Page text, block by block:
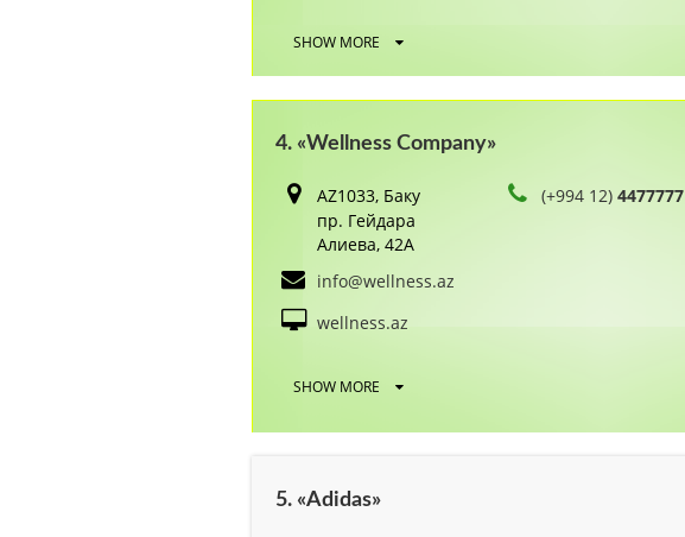
SHOW MORE
4. «Wellness Company»
AZ1033, Баку
пр. Гейдара
Алиева, 42A
(+994 12)4477777
info@wellness.az
wellness.az
SHOW MORE
5. «Adidas»